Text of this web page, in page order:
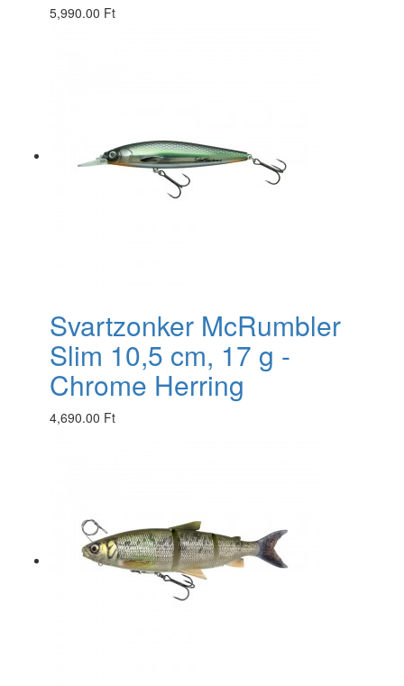
5,990.00 Ft
Svartzonker McRumbler
Slim 10,5 cm, 17 g -
Chrome Herring
4,690.00 Ft